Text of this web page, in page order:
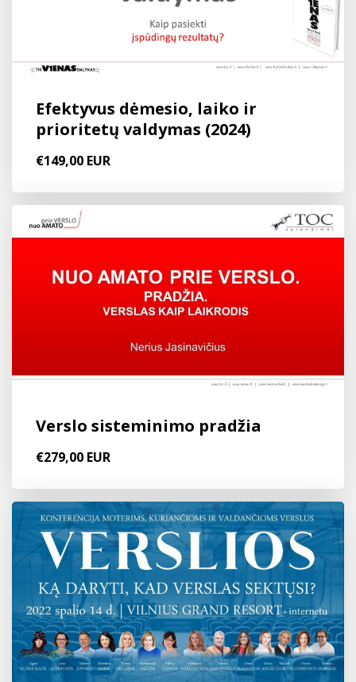
Efektyvus dėmesio, laiko ir
prioritetų valdymas (2024)
€149,00 EUR
Verslo sisteminimo pradžia
€279,00 EUR